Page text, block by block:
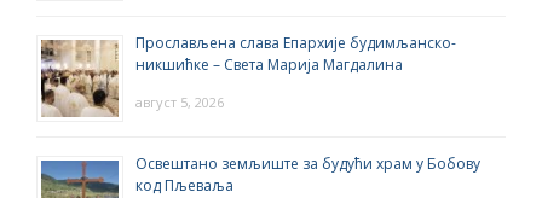
Прослављена слава Епархије будимљанско-
никшићке – Света Марија Магдалина
август 5, 2026
Освештано земљиште за будући храм у Бобову
код Пљеваља